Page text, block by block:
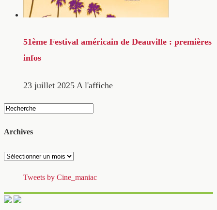
51ème Festival américain de Deauville : premières
infos
23 juillet 2025 A l'affiche
Archives
Archives
Tweets by Cine_maniac